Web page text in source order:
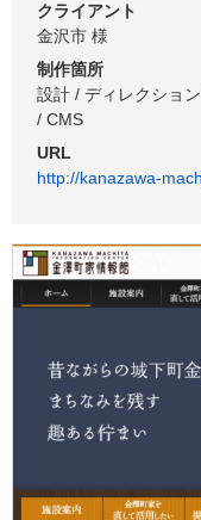
クライアント
金沢市 様
制作箇所
設計 / ディレクショ
/ CMS
URL
http://kanazawa-